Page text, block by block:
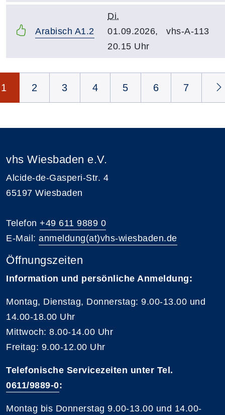
Arabisch A1.2
Di.
01.09.2026,
20.15 Uhr
vhs-A-113
1 2 3 4 5 6 7
vhs Wiesbaden e.V.
Alcide-de-Gasperi-Str. 4
65197 Wiesbaden
Telefon +49 611 9889 0
E-Mail: anmeldung(at)vhs-wiesbaden.de
Öffnungszeiten
Information und persönliche Anmeldung:
Montag, Dienstag, Donnerstag: 9.00-13.00 und
14.00-18.00 Uhr
Mittwoch: 8.00-14.00 Uhr
Freitag: 9.00-12.00 Uhr
Telefonische Servicezeiten unter Tel.
0611/9889-0:
Montag bis Donnerstag 9.00-13.00 und 14.00-